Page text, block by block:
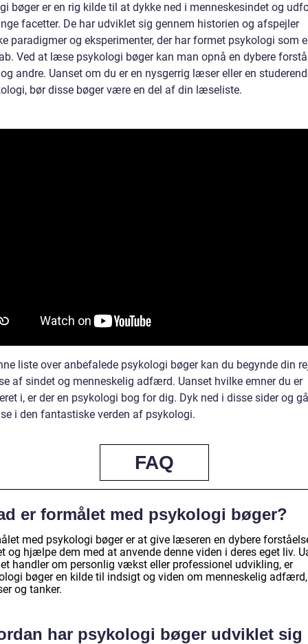
bøger er en rig kilde til at dykke ned i menneskesindet og
facetter. De har udviklet sig gennem historien og afspejler
paradigmer og eksperimenter, der har formet psykologi som
Ved at læse psykologi bøger kan man opnå en dybere
andre. Uanset om du er en nysgerrig læser eller en
bør disse bøger være en del af din læseliste.
liste over anbefalede psykologi bøger kan du begynde din
af sindet og menneskelig adfærd. Uanset hvilke emner du er
i, er der en psykologi bog for dig. Dyk ned i disse sider og
i den fantastiske verden af psykologi.
FAQ
er formålet med psykologi bøger?
med psykologi bøger er at give læseren en dybere
og hjælpe dem med at anvende denne viden i deres eget liv.
handler om personlig vækst eller professionel udvikling, er
bøger en kilde til indsigt og viden om menneskelig adfærd,
og tanker.
har psykologi bøger udviklet sig